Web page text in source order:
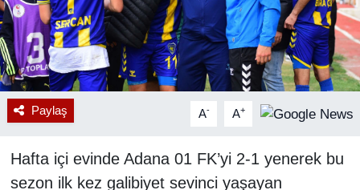
Paylaş A- A+
Hafta içi evinde Adana 01 FK’yi 2-1 yenerek bu
sezon ilk kez galibiyet sevinci yaşayan